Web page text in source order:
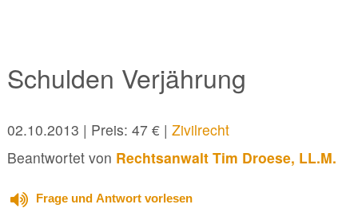
Schulden Verjährung
02.10.2013 | Preis: 47 € | Zivilrecht
Beantwortet von Rechtsanwalt Tim Droese, LL.M.
Frage und Antwort vorlesen